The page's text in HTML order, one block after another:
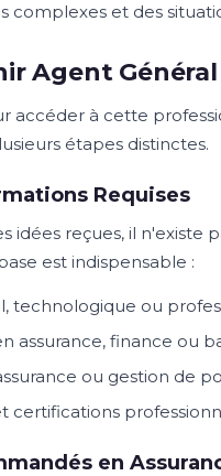
complexes et des
Agent
accéder à cette
étapes distinctes.
Requises
idées reçues, il
est indispensable :
technologique ou
assurance, finance ou
ou gestion de
certifications
en